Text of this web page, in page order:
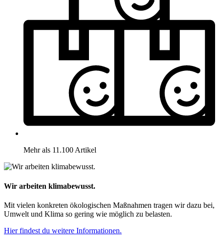
Mehr als 11.100 Artikel
Wir arbeiten klimabewusst.
Mit vielen konkreten ökologischen Maßnahmen tragen wir dazu bei,
Umwelt und Klima so gering wie möglich zu belasten.
Hier findest du weitere Informationen.